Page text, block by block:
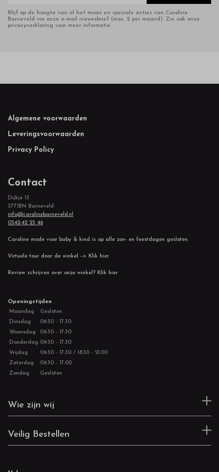
Blijf op de hoogte van al het moois en speciale acties van Caroline
Barneveld via onze e-mail nieuwsbrief (max. 2 per maand). Zie ook onze
privacyverklaring voor meer informatie.
Footer
Algemene voorwaarden
Leveringsvoorwaarden
Privacy Policy
Contact
Dijkje 13
3771BN Barneveld
info@carolinebarneveld.nl
0342-42 23 46
Caroline mode voor baby & kind is op alle zon- en feestdagen gesloten.
Virtuele tour door de winkel --> Klik hier
Review schrijven over onze winkel? Klik hier
Openingstijden
Maandag
Gesloten
Dinsdag
09:30 - 17:30
Woensdag
09:30 - 17:30
Donderdag 09:30 - 17:30
Vrijdag
09:30 - 17:30 / 18:30 - 21:00
Zaterdag
09:30 - 17:00
Zondag
Gesloten
Wie zijn wij
Veilig Bestellen